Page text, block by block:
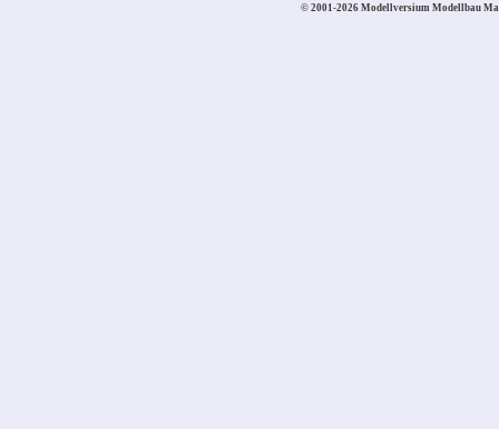
© 2001-2026 Modellversium Modellbau